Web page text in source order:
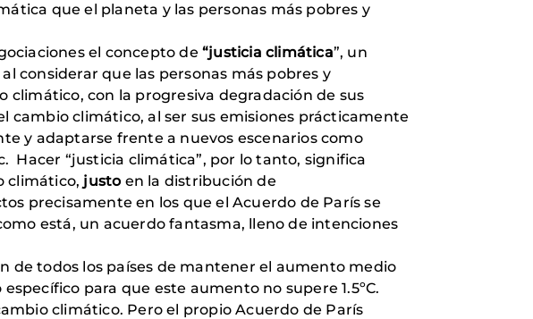
que el planeta y las personas más pobres y
el concepto de “justicia climática”, un
considerar que las personas más pobres y
climático, con la progresiva degradación de sus
cambio climático, al ser sus emisiones prácticamente
y adaptarse frente a nuevos escenarios como
Hacer “justicia climática”, por lo tanto, significa
climático, justoen la distribución de
precisamente en los que el Acuerdo de París se
está, un acuerdo fantasma, lleno de intenciones
de todos los países de mantener el aumento medio
para que este aumento no supere 1.5ºC.
climático. Pero el propio Acuerdo de París